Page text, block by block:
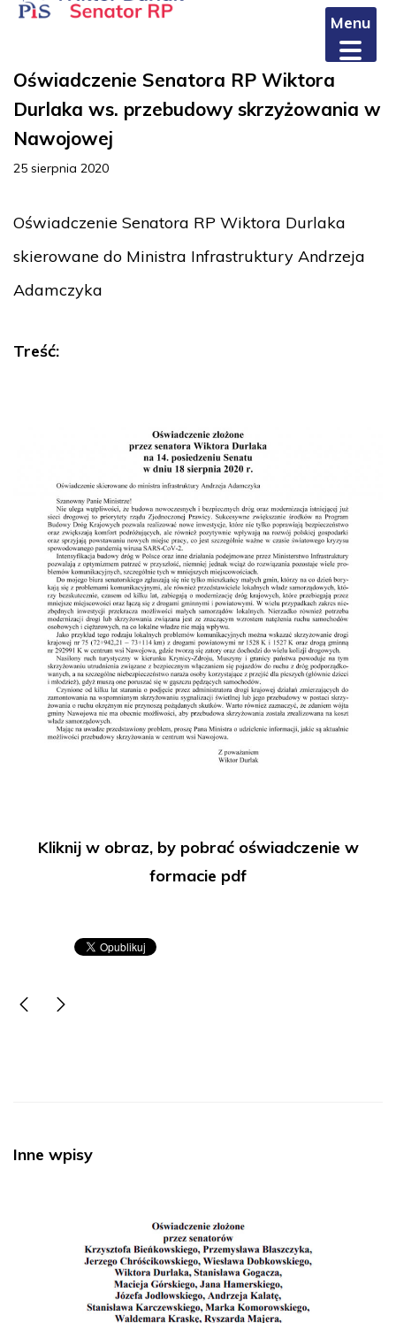
Oświadczenie Senatora RP Wiktora
Durlaka ws. przebudowy skrzyżowania w
Nawojowej
25 sierpnia 2020
Oświadczenie Senatora RP Wiktora Durlaka
skierowane do Ministra Infrastruktury Andrzeja
Adamczyka
Treść:
Kliknij w obraz, by pobrać oświadczenie w
formacie pdf
Inne wpisy
Menu